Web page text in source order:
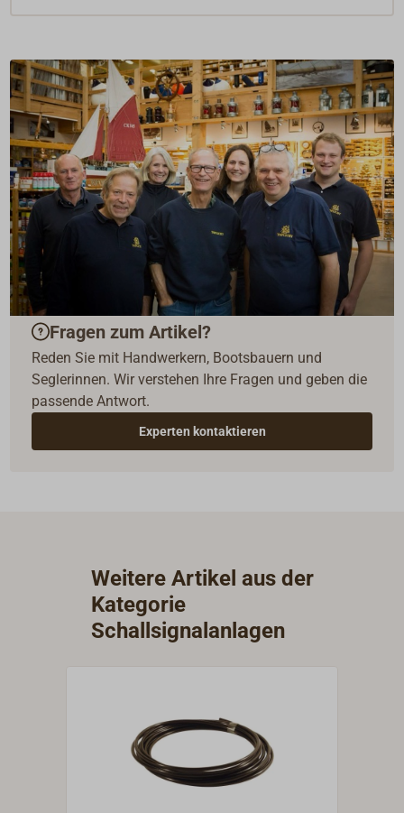
Fragen zum Artikel?
Reden Sie mit Handwerkern, Bootsbauern und
Seglerinnen. Wir verstehen Ihre Fragen und geben die
passende Antwort.
Experten kontaktieren
Weitere Artikel aus der
Kategorie
Schallsignalanlagen